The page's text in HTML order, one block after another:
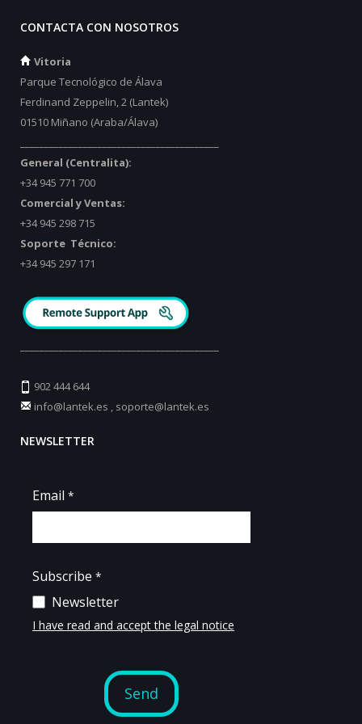
CONTACTA CON NOSOTROS
Vitoria
Parque Tecnológico de Álava
Ferdinand Zeppelin, 2 (Lantek)
01510 Miñano (Araba/Álava)
General (Centralita):
+34 945 771 700
Comercial y Ventas:
+34 945 298 715
Soporte Técnico:
+34 945 297 171
902 444 644
info@lantek.es
soporte@lantek.es
NEWSLETTER